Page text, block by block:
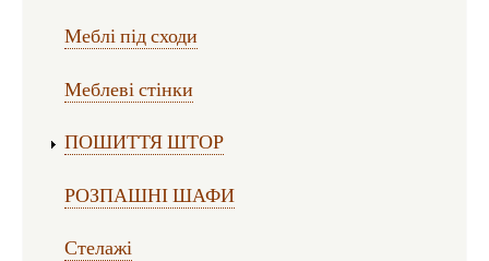
Меблі під сходи
Меблеві стінки
ПОШИТТЯ ШТОР
РОЗПАШНІ ШАФИ
Стелажі